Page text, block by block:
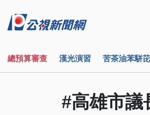
總預算審查 漢光演習 苦茶油苯駢
#高雄市議